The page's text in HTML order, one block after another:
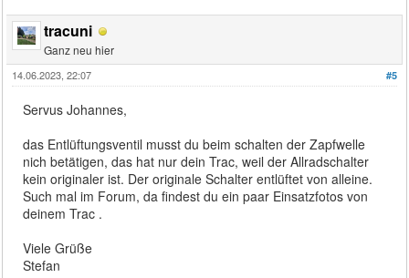
tracuni
Ganz neu hier
#5
14.06.2023, 22:07
Servus Johannes,
das Entlüftungsventil musst du beim schalten der Zapfwelle
nich betätigen, das hat nur dein Trac, weil der Allradschalter
kein originaler ist. Der originale Schalter entlüftet von alleine.
Such mal im Forum, da findest du ein paar Einsatzfotos von
deinem Trac .
Viele Grüße
Stefan